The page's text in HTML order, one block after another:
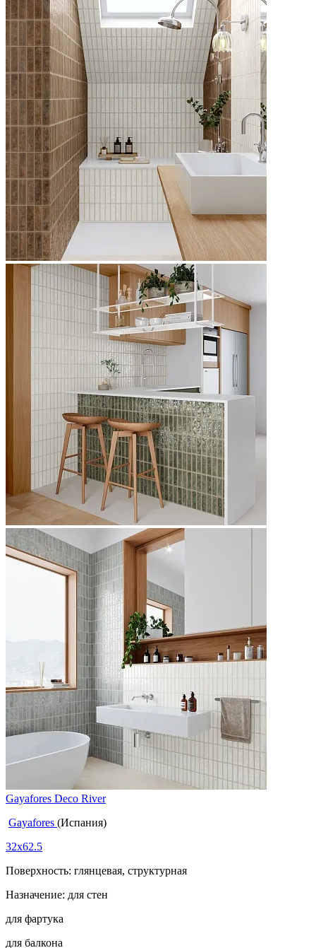
Gayafores Deco River
Gayafores (Испания)
32x62.5
Поверхность: глянцевая, структурная
Назначение: для стен
для фартука
для балкона